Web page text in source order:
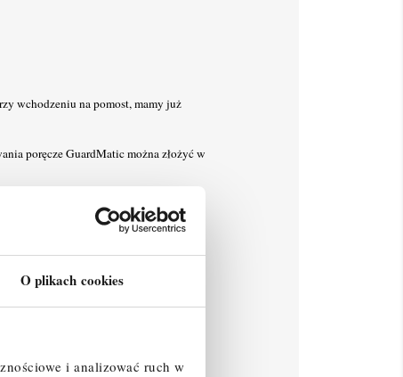
O plikach cookies
i analizować ruch w
wchodzeniu na pomost, mamy już
poręcze GuardMatic można złożyć w
i bezpieczne użytkowanie.